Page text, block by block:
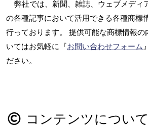
弊社では、新聞、雑誌、ウェブメディ
の各種記事において活用できる各種商標
行っております。 提供可能な商標情報の
いてはお気軽に『お問い合わせフォーム
ださい。
コンテンツについて